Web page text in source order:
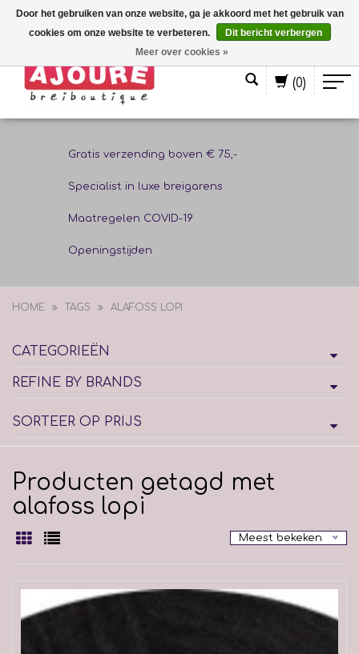
(0)
Gratis verzending boven € 75,-
Specialist in luxe breigarens
Maatregelen COVID-19
Openingstijden
HOME TAGS ALAFOSS LOPI
CATEGORIEËN
REFINE BY BRANDS
SORTEER OP PRIJS
Producten getagd met
alafoss lopi
Meest bekeken
Door het gebruiken van onze website, ga je akkoord met het gebruik van
cookies om onze website te verbeteren.
Dit bericht verbergen
Meer over cookies »